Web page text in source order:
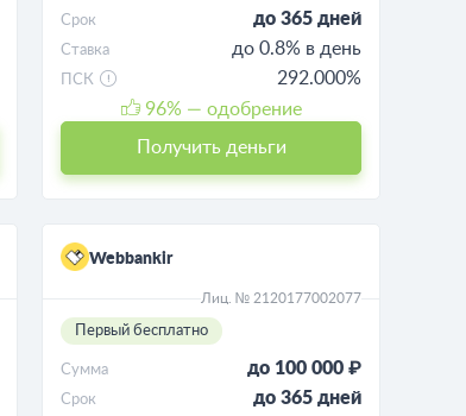
Срок до 365 дней
Ставка до 0.8% в день
ПСК
292.000%
96% — одобрение
Получить деньги
Webbankir
Лиц. № 2120177002077
Первый бесплатно
Сумма до 100 000 ₽
Срок до 365 дней